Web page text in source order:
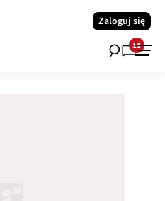
Zaloguj się
11